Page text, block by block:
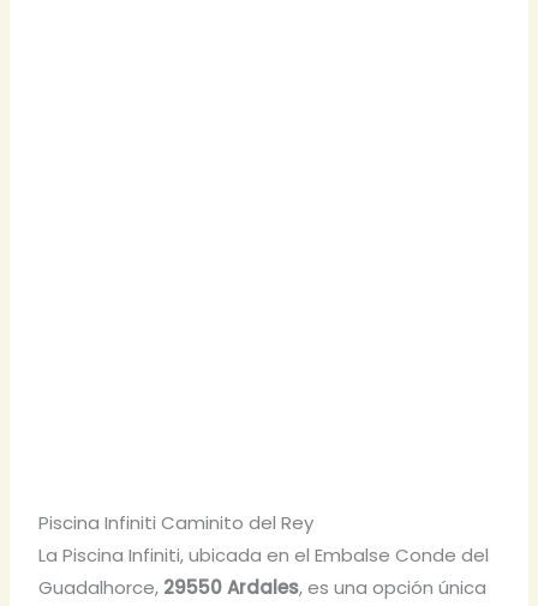
Piscina Infiniti Caminito del Rey
La Piscina Infiniti, ubicada en el Embalse Conde del
Guadalhorce, 29550 Ardales, es una opción única